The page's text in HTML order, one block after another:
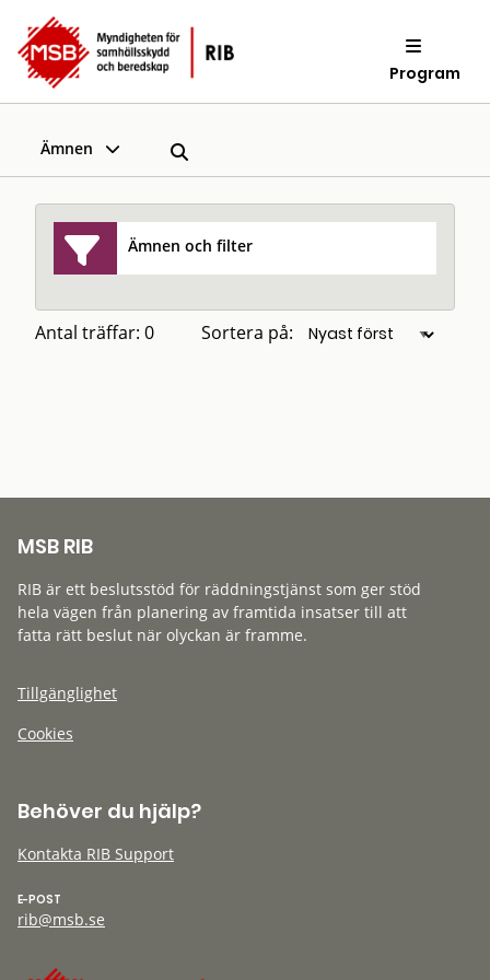
Program
Ämnen
Ämnen och filter
Antal träffar: 0 Sortera på:
MSB RIB
RIB är ett beslutsstöd för räddningstjänst som ger stöd
hela vägen från planering av framtida insatser till att
fatta rätt beslut när olyckan är framme.
Tillgänglighet
Cookies
Behöver du hjälp?
Kontakta RIB Support
E-POST
rib@msb.se